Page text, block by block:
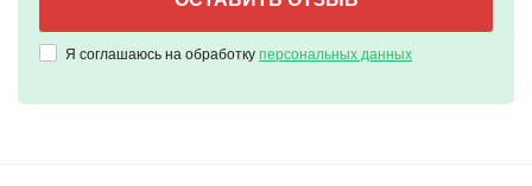
Я соглашаюсь на обработку персональных данных